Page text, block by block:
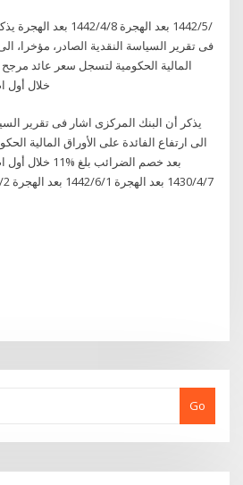
فى تقرير السياسة النقدية الصادر، مؤخرا،
خلال أول
يذكر أن البنك المركزى اشار فى تقرير
الى ارتفاع الفائدة على الأوراق المالية
7‏‏/4‏‏/1430 بعد الهجرة 1‏‏/6‏‏/1442 بعد الهجرة 2‏‏/6‏‏/1442 بعد الهجرة قبل يوم
Go